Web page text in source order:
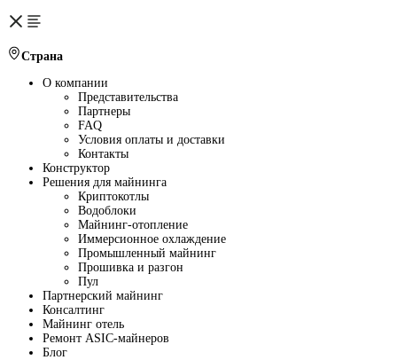
Страна
О компании
Представительства
Партнеры
FAQ
Условия оплаты и доставки
Контакты
Конструктор
Решения для майнинга
Криптокотлы
Водоблоки
Майнинг-отопление
Иммерсионное охлаждение
Промышленный майнинг
Прошивка и разгон
Пул
Партнерский майнинг
Консалтинг
Майнинг отель
Ремонт ASIC-майнеров
Блог